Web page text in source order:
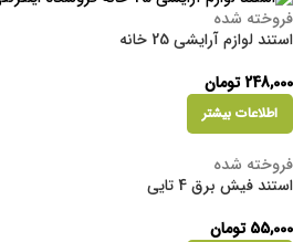
فروخته شده
استند لوازم آرایشی 25 خانه
248,000تومان
اطلاعات بیشتر
فروخته شده
استند فیش برق 4 تایی
55,000 تومان